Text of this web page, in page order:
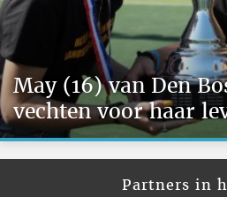
May (16) van Den
vechten voor haar
Partners in